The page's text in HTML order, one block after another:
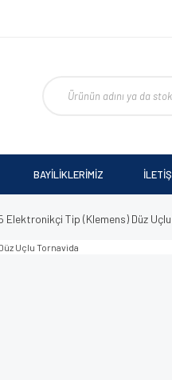
BAYİLİKLERİMİZ
Elektronikçi Tip (Klemens) Düz